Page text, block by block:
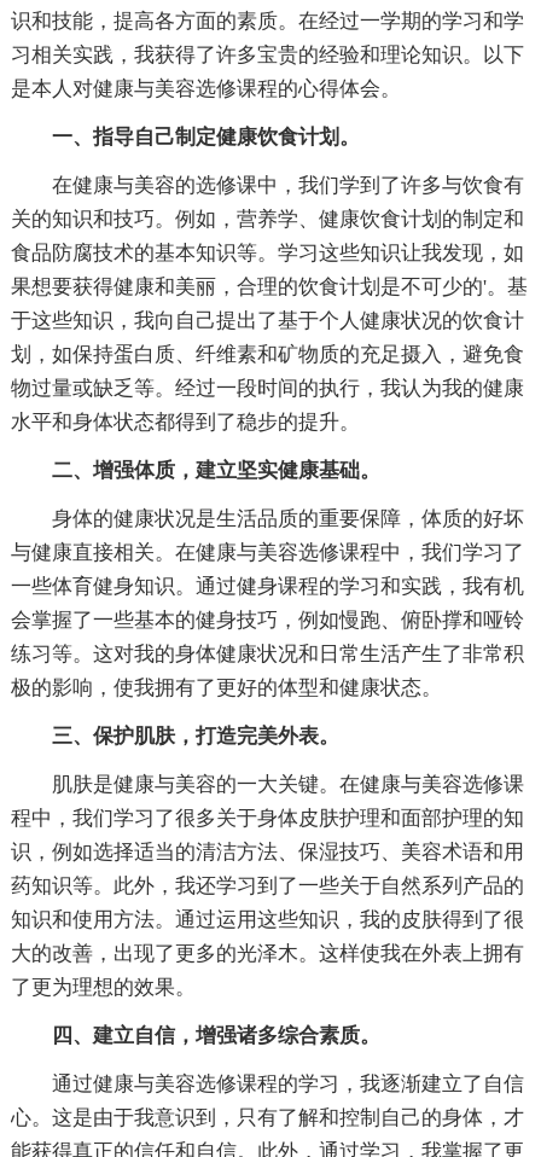
识和技能，提高各方面的素质。在经过一学期的学习和学
习相关实践，我获得了许多宝贵的经验和理论知识。以下
是本人对健康与美容选修课程的心得体会。
一、指导自己制定健康饮食计划。
在健康与美容的选修课中，我们学到了许多与饮食有
关的知识和技巧。例如，营养学、健康饮食计划的制定和
食品防腐技术的基本知识等。学习这些知识让我发现，如
果想要获得健康和美丽，合理的饮食计划是不可少的'。基
于这些知识，我向自己提出了基于个人健康状况的饮食计
划，如保持蛋白质、纤维素和矿物质的充足摄入，避免食
物过量或缺乏等。经过一段时间的执行，我认为我的健康
水平和身体状态都得到了稳步的提升。
二、增强体质，建立坚实健康基础。
身体的健康状况是生活品质的重要保障，体质的好坏
与健康直接相关。在健康与美容选修课程中，我们学习了
一些体育健身知识。通过健身课程的学习和实践，我有机
会掌握了一些基本的健身技巧，例如慢跑、俯卧撑和哑铃
练习等。这对我的身体健康状况和日常生活产生了非常积
极的影响，使我拥有了更好的体型和健康状态。
三、保护肌肤，打造完美外表。
肌肤是健康与美容的一大关键。在健康与美容选修课
程中，我们学习了很多关于身体皮肤护理和面部护理的知
识，例如选择适当的清洁方法、保湿技巧、美容术语和用
药知识等。此外，我还学习到了一些关于自然系列产品的
知识和使用方法。通过运用这些知识，我的皮肤得到了很
大的改善，出现了更多的光泽木。这样使我在外表上拥有
了更为理想的效果。
四、建立自信，增强诸多综合素质。
通过健康与美容选修课程的学习，我逐渐建立了自信
心。这是由于我意识到，只有了解和控制自己的身体，才
能获得真正的信任和自信。此外，通过学习，我掌握了更